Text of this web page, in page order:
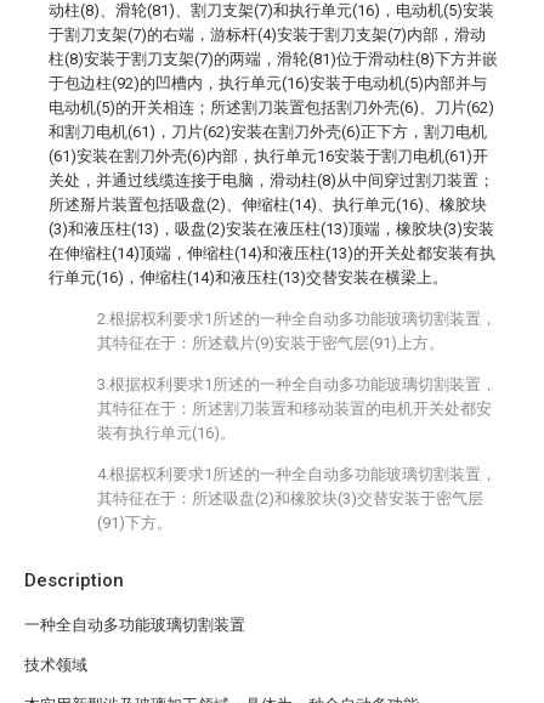
Description
一种全自动多功能玻璃切割装置
技术领域
动柱(8)、滑轮(81)、割刀支架(7)和执行单元(16)，电动机(5)安装
于割刀支架(7)的右端，游标杆(4)安装于割刀支架(7)内部，滑动
柱(8)安装于割刀支架(7)的两端，滑轮(81)位于滑动柱(8)下方并嵌
于包边柱(92)的凹槽内，执行单元(16)安装于电动机(5)内部并与
电动机(5)的开关相连；所述割刀装置包括割刀外壳(6)、刀片(62)
和割刀电机(61)，刀片(62)安装在割刀外壳(6)正下方，割刀电机
(61)安装在割刀外壳(6)内部，执行单元16安装于割刀电机(61)开
关处，并通过线缆连接于电脑，滑动柱(8)从中间穿过割刀装置；
所述掰片装置包括吸盘(2)、伸缩柱(14)、执行单元(16)、橡胶块
(3)和液压柱(13)，吸盘(2)安装在液压柱(13)顶端，橡胶块(3)安装
在伸缩柱(14)顶端，伸缩柱(14)和液压柱(13)的开关处都安装有执
行单元(16)，伸缩柱(14)和液压柱(13)交替安装在横梁上。
2.根据权利要求1所述的一种全自动多功能玻璃切割装置，
其特征在于：所述载片(9)安装于密气层(91)上方。
3.根据权利要求1所述的一种全自动多功能玻璃切割装置，
其特征在于：所述割刀装置和移动装置的电机开关处都安
装有执行单元(16)。
4.根据权利要求1所述的一种全自动多功能玻璃切割装置，
其特征在于：所述吸盘(2)和橡胶块(3)交替安装于密气层
(91)下方。